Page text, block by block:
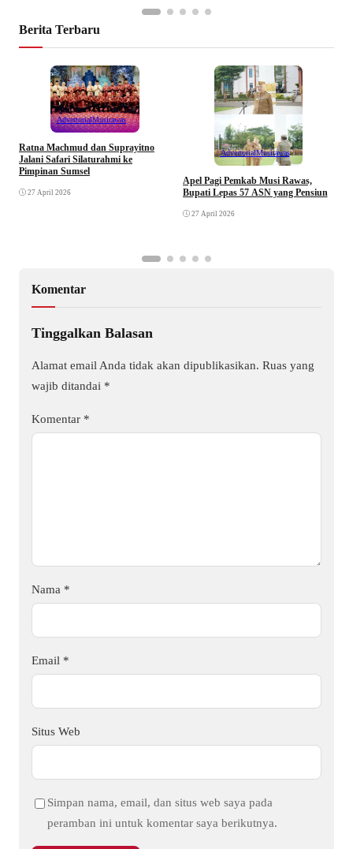
Berita Terbaru
AdvertorialMusirawas
Ratna Machmud dan Suprayitno
Jalani Safari Silaturahmi ke
Pimpinan Sumsel
27 April 2026
AdvertorialMusirawas
Apel Pagi Pemkab Musi Rawas,
Bupati Lepas 57 ASN yang Pensiun
27 April 2026
Komentar
Tinggalkan Balasan
Alamat email Anda tidak akan dipublikasikan. Ruas yang
wajib ditandai *
Komentar *
Nama *
Email *
Situs Web
Simpan nama, email, dan situs web saya pada
peramban ini untuk komentar saya berikutnya.